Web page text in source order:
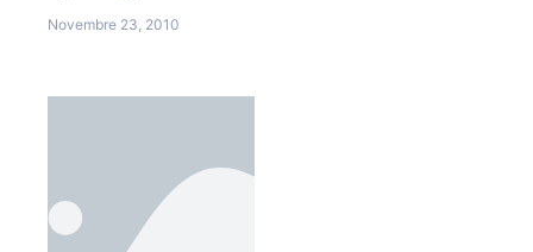
Novembre 23, 2010